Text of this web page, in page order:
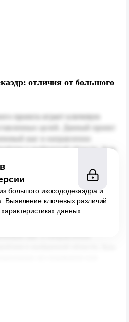
отличия от большого
большого икосододекаэдра и
Выявление ключевых различий
данных